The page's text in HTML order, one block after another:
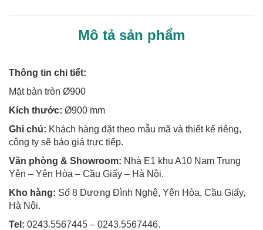
Mô tả sản phẩm
Thông tin chi tiết:
Mặt bàn tròn Ø900
Kích thước: Ø900 mm
Ghi chú: Khách hàng đặt theo mẫu mã và thiết kế riêng,
công ty sẽ báo giá trực tiếp.
Văn phòng & Showroom: Nhà E1 khu A10 Nam Trung
Yên – Yên Hòa – Cầu Giấy – Hà Nội.
Kho hàng: Số 8 Dương Đình Nghệ, Yên Hòa, Cầu Giấy,
Hà Nội.
Tel: 0243.5567445 – 0243.5567446.